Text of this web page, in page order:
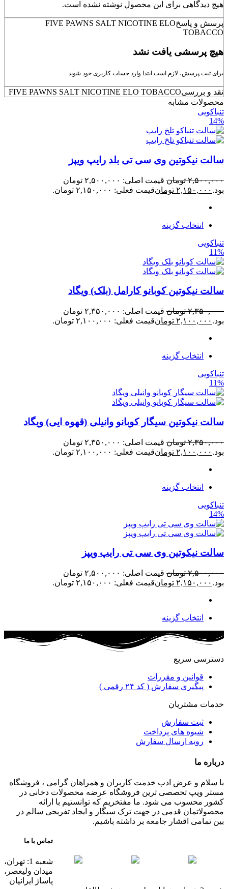
هیچ دیدگاهی برای این محصول نوشته نشده است.
پرسش و پاسخFIVE PAWNS SALT NICOTINE ELO
TOBACCO
هیچ پرسشی یافت نشد
برای ثبت پرسش، لازم است ابتدا وارد حساب کاربری خود شوید
نقد و بررسیFIVE PAWNS SALT NICOTINE ELO TOBACCO
محصولات مشابه
تنباکویی
14%
سالت نیکوتین وی سی تی بلد رایپ ویپز
۲,۵۰۰,۰۰۰ تومان
قیمت اصلی: ۲,۵۰۰,۰۰۰ تومان
بود. ۲,۱۵۰,۰۰۰ تومانقیمت فعلی: ۲,۱۵۰,۰۰۰ تومان.
انتخاب گزینه
تنباکویی
11%
سالت نیکوتین کوبانو کارامل (بلک) ویگاد
۲,۳۵۰,۰۰۰ تومان
قیمت اصلی: ۲,۳۵۰,۰۰۰ تومان
بود. ۲,۱۰۰,۰۰۰ تومانقیمت فعلی: ۲,۱۰۰,۰۰۰ تومان.
انتخاب گزینه
تنباکویی
11%
سالت نیکوتین سیگار کوبانو وانیلی (قهوه ایی) ویگاد
۲,۳۵۰,۰۰۰ تومان
قیمت اصلی: ۲,۳۵۰,۰۰۰ تومان
بود. ۲,۱۰۰,۰۰۰ تومانقیمت فعلی: ۲,۱۰۰,۰۰۰ تومان.
انتخاب گزینه
تنباکویی
14%
سالت نیکوتین وی سی تی رایپ ویپز
۲,۵۰۰,۰۰۰ تومان
قیمت اصلی: ۲,۵۰۰,۰۰۰ تومان
بود. ۲,۱۵۰,۰۰۰ تومانقیمت فعلی: ۲,۱۵۰,۰۰۰ تومان.
انتخاب گزینه
دسترسی سریع
قوانین و مقررات
پیگیری سفارش ( کد ۲۴ رقمی )
خدمات مشتریان
ثبت سفارش
شیوه های پرداخت
رویه ارسال سفارش
درباره ما
با سلام و عرض ادب خدمت کاربران و همراهان گرامی ، فروشگاه
مستر ویپ تخصصی ترین فروشگاه عرضه محصولات دخانی در
کشور محسوب می شود. ما مفتخریم که توانستیم با ارائه
محصولاتمان قدمی در جهت ترک سیگار و ایجاد تفریحی سالم در
بین تمامی اقشار جامعه بر داشته باشیم.
تماس با ما
شعبه 1: تهران،
میدان ولیعصر،
پاساژ ایرانیان